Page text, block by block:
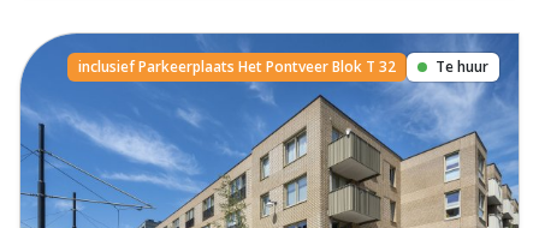
inclusief Parkeerplaats Het Pontveer Blok T 32 Te huur